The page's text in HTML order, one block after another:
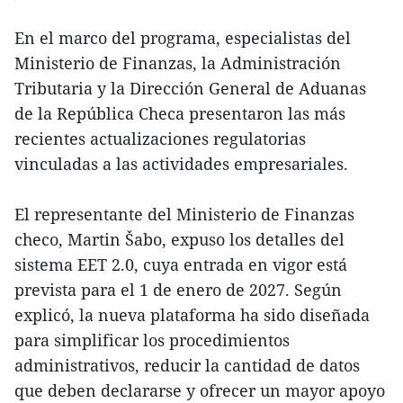
En el marco del programa, especialistas del
Ministerio de Finanzas, la Administración
Tributaria y la Dirección General de Aduanas
de la República Checa presentaron las más
recientes actualizaciones regulatorias
vinculadas a las actividades empresariales.
El representante del Ministerio de Finanzas
checo, Martin Šabo, expuso los detalles del
sistema EET 2.0, cuya entrada en vigor está
prevista para el 1 de enero de 2027. Según
explicó, la nueva plataforma ha sido diseñada
para simplificar los procedimientos
administrativos, reducir la cantidad de datos
que deben declararse y ofrecer un mayor apoyo